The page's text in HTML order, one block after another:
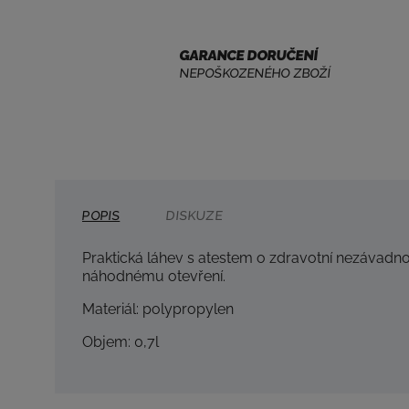
GARANCE DORUČENÍ
NEPOŠKOZENÉHO ZBOŽÍ
POPIS DISKUZE
Praktická láhev s atestem o zdravotní
náhodnému otevření.
Materiál: polypropylen
Objem: 0,7l